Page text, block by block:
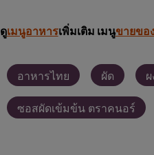
ดูเมนูอาหารเพิ่มเติม เมนูขายขอ
อาหารไทย ผัด
ซอสผัดเข้มข้น ตราคนอร์